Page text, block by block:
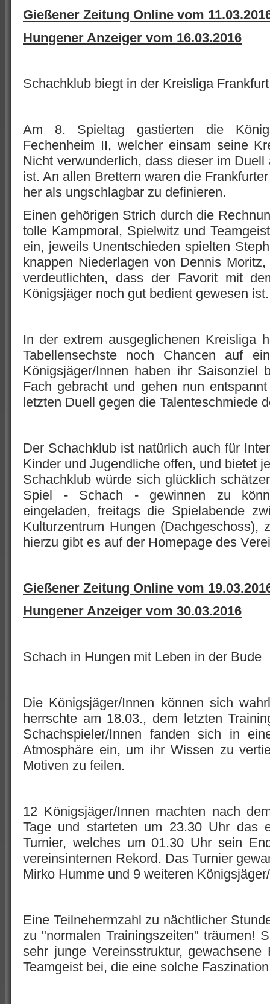
Gießener Zeitung Online vom
Hungener Anzeiger vom 16.03.2016
Schachklub biegt in der Kreisliga
Am 8. Spieltag gastierten die
Fechenheim II, welcher einsam seine
Nicht verwunderlich, dass dieser im
ist. An allen Brettern waren die
her als ungschlagbar zu definieren.
Einen gehörigen Strich durch die
tolle Kampmoral, Spielwitz und
ein, jeweils Unentschieden spielten
knappen Niederlagen von Dennis
verdeutlichten, dass der Favorit mit
Königsjäger noch gut bedient gewesen ist.
In der extrem ausgeglichenen Kreisliga
Tabellensechste noch Chancen auf
Königsjäger/Innen haben ihr Saisonziel
Fach gebracht und gehen nun
letzten Duell gegen die Talenteschmiede
Der Schachklub ist natürlich auch für
Kinder und Jugendliche offen, und bietet
Schachklub würde sich glücklich
Spiel - Schach - gewinnen zu
eingeladen, freitags die Spielabende
Kulturzentrum Hungen (Dachgeschoss),
hierzu gibt es auf der Homepage des
Gießener Zeitung Online vom
Hungener Anzeiger vom 30.03.2016
Schach in Hungen mit Leben in der Bude
Die Königsjäger/Innen können sich
herrschte am 18.03., dem letzten
Schachspieler/Innen fanden sich in
Atmosphäre ein, um ihr Wissen zu
Motiven zu feilen.
12 Königsjäger/Innen machten nach
Tage und starteten um 23.30 Uhr das
Turnier, welches um 01.30 Uhr sein
vereinsinternen Rekord. Das Turnier
Mirko Humme und 9 weiteren
Eine Teilnehermzahl zu nächtlicher
zu "normalen Trainingszeiten" träumen!
sehr junge Vereinsstruktur,
Teamgeist bei, die eine solche